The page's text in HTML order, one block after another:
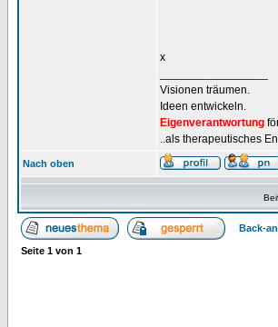
x
Visionen träumen.
Ideen entwickeln.
Eigenverantwortung
..als therapeutisches
Nach oben
Back-
Seite 1 von 1